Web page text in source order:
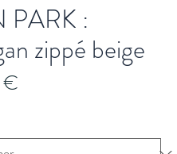
PARK :
zippé beige
€